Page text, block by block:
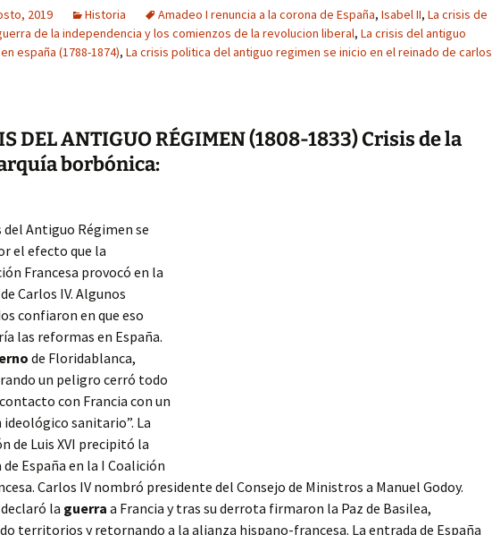
2019 Historia Amadeo I renuncia a la corona de España, Isabel II, La crisis de
de la independencia y los comienzos de la revolucion liberal, La crisis del antiguo
españa (1788-1874), La crisis politica del antiguo regimen se inicio en el reinado de carlos
DEL ANTIGUO RÉGIMEN (1808-1833) Crisis de la
borbónica:
del Antiguo Régimen se
el efecto que la
Francesa provocó en la
Carlos IV. Algunos
confiaron en que eso
las reformas en España.
de Floridablanca,
un peligro cerró todo
con Francia con un
ideológico sanitario”. La
de Luis XVI precipitó la
España en la I Coalición
Carlos IV nombró presidente del Consejo de Ministros a Manuel Godoy.
la guerra a Francia y tras su derrota firmaron la Paz de Basilea,
territorios y retornando a la alianza hispano-francesa. La entrada de España